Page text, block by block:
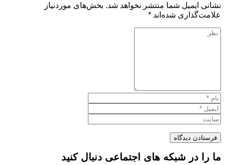
نشانی ایمیل شما منتشر نخواهد شد. بخش‌های موردنیاز
علامت‌گذاری شده‌اند *
ما را در شبکه های اجتماعی دنبال کنید